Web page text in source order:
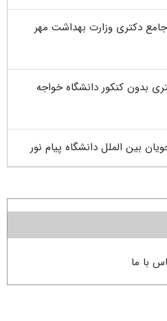
دکتری وزارت بهداشت مهر
بدون کنکور دانشگاه خواجه
بین الملل دانشگاه پیام نور
با ما